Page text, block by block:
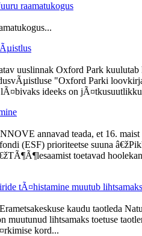
raamatukogus
uuslinnak Oxford Park
"Oxford Parki
ideeks on
annavad teada, et 16.
(ESF) prioriteetse suuna
toetavad
tÃ¤histamine muutub lihtsamaks
kaudu taotleda
lihtsamaks toetuse
kord...